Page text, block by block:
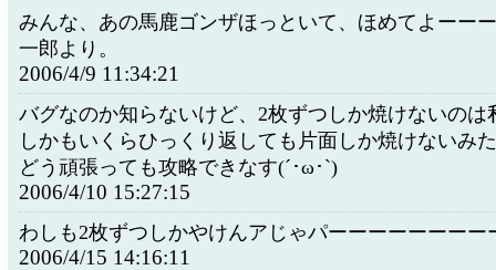
みんな、あの馬鹿ゴンザほっといて、ほめてよーー
一郎より。
2006/4/9 11:34:21
バグなのか知らないけど、2枚ずつしか焼けないのは
しかもいくらひっくり返しても片面しか焼けないみ
どう頑張っても攻略できなす(´･ω･`)
2006/4/10 15:27:15
わしも2枚ずつしかやけんアじゃパーーーーーーーー
2006/4/15 14:16:11